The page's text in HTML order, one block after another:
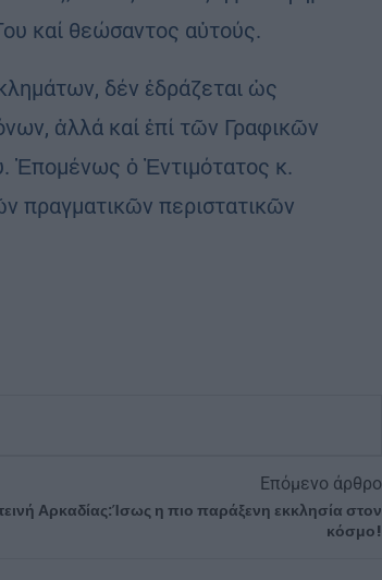
καί θεώσαντος αὐτούς.
δέν ἑδράζεται ὡς
ἀλλά καί ἐπί τῶν Γραφικῶν
Ἑπομένως ὁ Ἐντιμότατος κ.
πραγματικῶν περιστατικῶν
Επόμενο άρθρο
Αρκαδίας:Ίσως η πιο παράξενη εκκλησία στον
κόσμο!